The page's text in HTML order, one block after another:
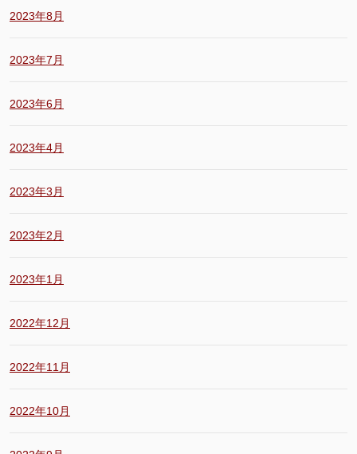
2023年8月
2023年7月
2023年6月
2023年4月
2023年3月
2023年2月
2023年1月
2022年12月
2022年11月
2022年10月